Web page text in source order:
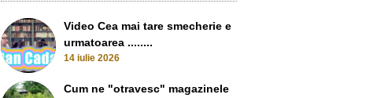
Video Cea mai tare smecherie e
urmatoarea ........
14 iulie 2026
Cum ne "otravesc" magazinele